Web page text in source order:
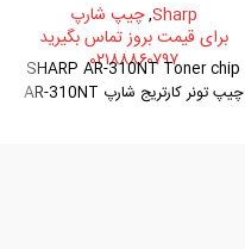
Sharp
,چیپ شارپ
برای قیمت بروز تماس بگیرید
۰۲۱۸۸۸۶۰۷۹۷
SHARP AR-310NT Toner chip
چیپ تونر کارتریج شارپ AR-310NT